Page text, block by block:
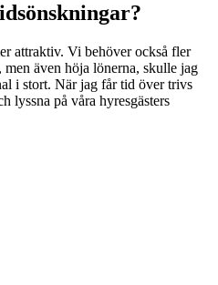
attraktiv. Vi behöver också fler
även höja lönerna, skulle jag
i stort. När jag får tid över trivs
lyssna på våra hyresgästers